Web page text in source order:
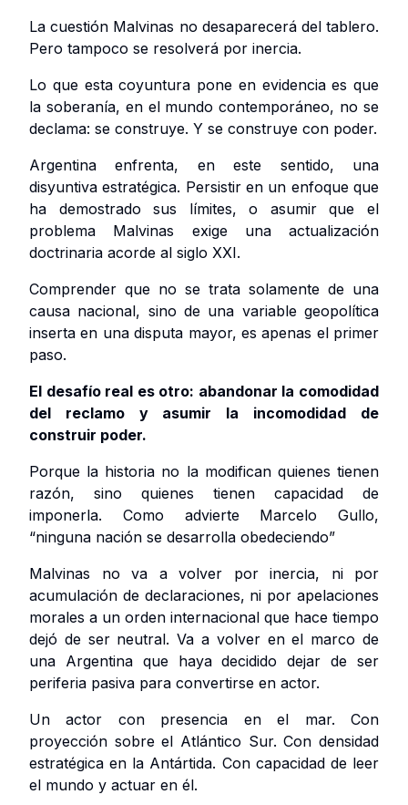
La cuestión Malvinas no desaparecerá del tablero.
Pero tampoco se resolverá por inercia.
Lo que esta coyuntura pone en evidencia es que
la soberanía, en el mundo contemporáneo, no se
declama: se construye. Y se construye con poder.
Argentina enfrenta, en este sentido, una
disyuntiva estratégica. Persistir en un enfoque que
ha demostrado sus límites, o asumir que el
problema Malvinas exige una actualización
doctrinaria acorde al siglo XXI.
Comprender que no se trata solamente de una
causa nacional, sino de una variable geopolítica
inserta en una disputa mayor, es apenas el primer
paso.
El desafío real es otro: abandonar la comodidad
del reclamo y asumir la incomodidad de
construir poder.
Porque la historia no la modifican quienes tienen
razón, sino quienes tienen capacidad de
imponerla. Como advierte Marcelo Gullo,
“ninguna nación se desarrolla obedeciendo”
Malvinas no va a volver por inercia, ni por
acumulación de declaraciones, ni por apelaciones
morales a un orden internacional que hace tiempo
dejó de ser neutral. Va a volver en el marco de
una Argentina que haya decidido dejar de ser
periferia pasiva para convertirse en actor.
Un actor con presencia en el mar. Con
proyección sobre el Atlántico Sur. Con densidad
estratégica en la Antártida. Con capacidad de leer
el mundo y actuar en él.